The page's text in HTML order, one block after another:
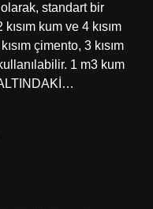
olarak, standart bir
kısım kum ve 4 kısım
çimento, 3 kısım
1 m3 kum